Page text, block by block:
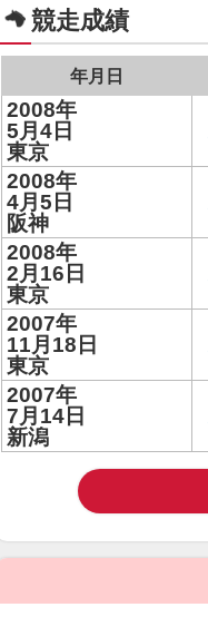
競走成績
年月日
2008年
5月4日
東京
2008年
4月5日
阪神
2008年
2月16日
東京
2007年
11月18日
東京
2007年
7月14日
新潟